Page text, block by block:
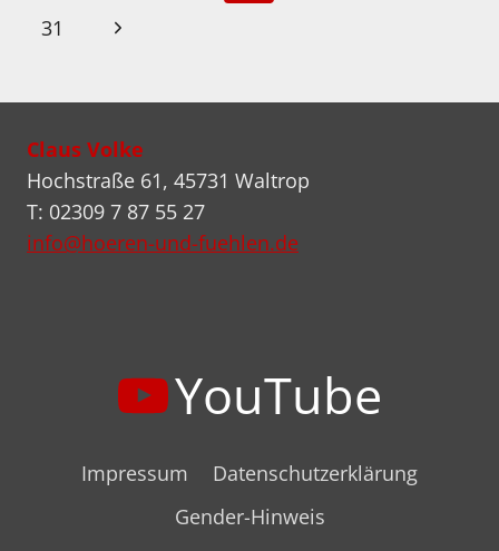
Seite
31
Nächste
Claus Volke
Hochstraße 61, 45731 Waltrop
T: 02309 7 87 55 27
info@hoeren-und-fuehlen.de
YouTube
Impressum
Datenschutzerklärung
Gender-Hinweis